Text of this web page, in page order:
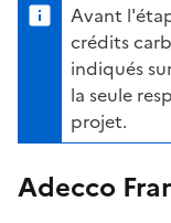
Avant
crédits
indiqués
la seule
projet.
Adecco